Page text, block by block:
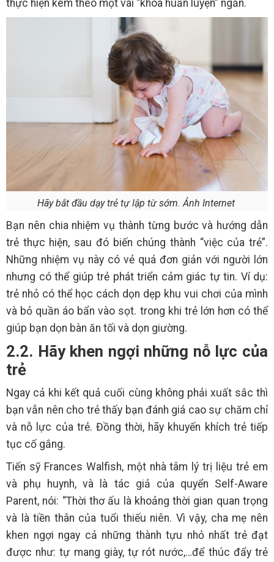
thực hiện kèm theo một vài “khóa huấn luyện” ngắn.
Hãy bắt đầu dạy trẻ tự lập từ sớm. Ảnh Internet
Bạn nên chia nhiệm vụ thành từng bước và hướng dẫn
trẻ thực hiện, sau đó biến chúng thành “việc của trẻ”.
Những nhiệm vụ này có vẻ quá đơn giản với người lớn
nhưng có thể giúp trẻ phát triển cảm giác tự tin. Ví dụ:
trẻ nhỏ có thể học cách dọn dẹp khu vui chơi của mình
và bỏ quần áo bẩn vào sọt. trong khi trẻ lớn hơn có thể
giúp bạn dọn bàn ăn tối và dọn giường.
2.2. Hãy khen ngợi những nỗ lực của
trẻ
Ngay cả khi kết quả cuối cùng không phải xuất sắc thì
bạn vẫn nên cho trẻ thấy bạn đánh giá cao sự chăm chỉ
và nỗ lực của trẻ. Đồng thời, hãy khuyến khích trẻ tiếp
tục cố gắng.
Tiến sỹ Frances Walfish, một nhà tâm lý trị liệu trẻ em
và phụ huynh, và là tác giả của quyển Self-Aware
Parent, nói: “Thời thơ ấu là khoảng thời gian quan trọng
và là tiền thân của tuổi thiếu niên. Vì vậy, cha mẹ nên
khen ngợi ngay cả những thành tựu nhỏ nhất trẻ đạt
được như: tự mang giày, tự rót nước,…để thúc đẩy trẻ